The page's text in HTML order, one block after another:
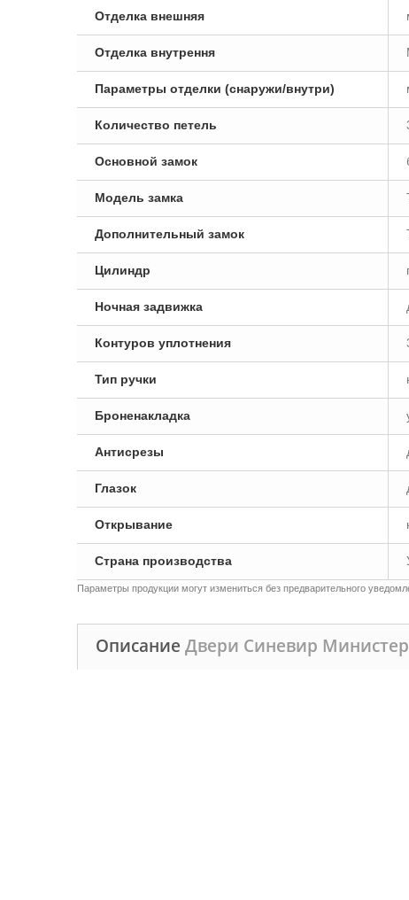
Отделка внешняя
Отделка внутрення
Параметры отделки (снаружи/внутри)
Количество петель
Основной замок
Модель замка
Дополнительный замок
Цилиндр
Ночная задвижка
Контуров уплотнения
Тип ручки
Броненакладка
Антисрезы
Глазок
Открывание
Страна производства
Параметры продукции могут измениться без предварительного
Описание Двери Синевир